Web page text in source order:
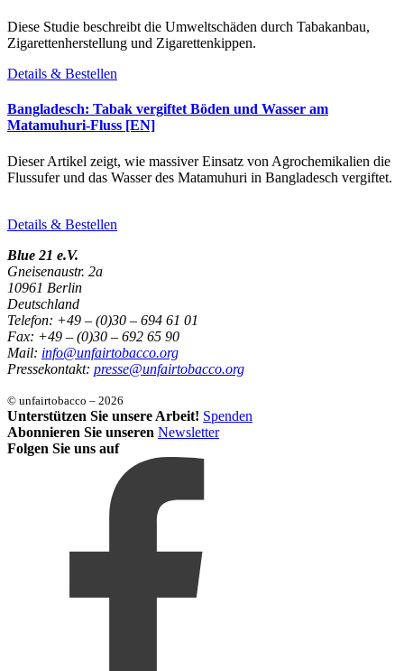
Diese Studie beschreibt die Umweltschäden durch Tabakanbau,
Zigarettenherstellung und Zigarettenkippen.
Details & Bestellen
Bangladesch: Tabak vergiftet Böden und Wasser am
Matamuhuri-Fluss [EN]
Dieser Artikel zeigt, wie massiver Einsatz von Agrochemikalien die
Flussufer und das Wasser des Matamuhuri in Bangladesch vergiftet.
Details & Bestellen
Blue 21 e.V.
Gneisenaustr. 2a
10961 Berlin
Deutschland
Telefon: +49 – (0)30 – 694 61 01
Fax: +49 – (0)30 – 692 65 90
Mail: info@unfairtobacco.org
Pressekontakt: presse@unfairtobacco.org
© unfairtobacco – 2026
Unterstützen Sie unsere Arbeit! Spenden
Abonnieren Sie unseren Newsletter
Folgen Sie uns auf